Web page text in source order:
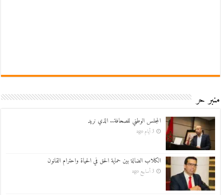
منبر حر
المجلس الوطني للصحافة.. الذي نريد
3 أيام ago
الكلاب الضالة بين حماية الحق في الحياة واحترام القانون
3 أسابيع ago